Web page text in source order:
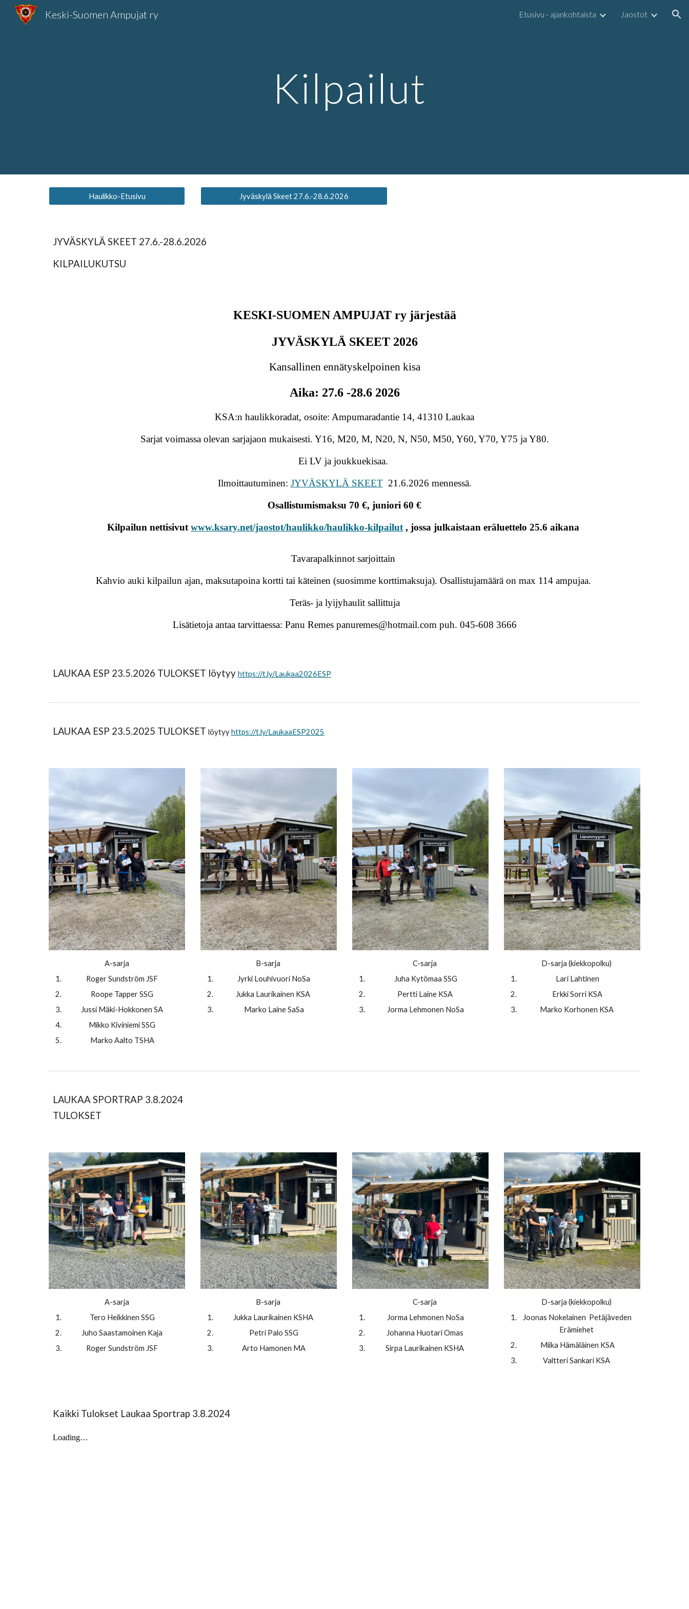
Keski-Suomen Ampujat ry Etusivu - ajankohtaista Jaostot
Kilpailut
Haulikko-Etusivu Jyväskylä Skeet 27.6.-28.6.2026
JYVÄSKYLÄ SKEET 27.6.-28.6.2026
KILPAILUKUTSU
KESKI-SUOMEN AMPUJAT ry järjestää
JYVÄSKYLÄ SKEET 2026
Kansallinen ennätyskelpoinen kisa
Aika: 27.6 -28.6 2026
KSA:n haulikkoradat, osoite: Ampumaradantie 14, 41310 Laukaa
Sarjat voimassa olevan sarjajaon mukaisesti. Y16, M20, M, N20, N, N50, M50, Y60, Y70, Y75 ja Y80.
Ei LV ja joukkuekisaa.
Ilmoittautuminen: JYVÄSKYLÄ SKEET 21.6.2026 mennessä.
Osallistumismaksu 70 €, juniori 60 €
Kilpailun nettisivut www.ksary.net/jaostot/haulikko/haulikko-kilpailut , jossa julkaistaan eräluettelo 25.6 aikana
Tavarapalkinnot sarjoittain
Kahvio auki kilpailun ajan, maksutapoina kortti tai käteinen (suosimme korttimaksuja). Osallistujamäärä on max 114 ampujaa.
Teräs- ja lyijyhaulit sallittuja
Lisätietoja antaa tarvittaessa: Panu Remes panuremes@hotmail.com puh. 045-608 3666
LAUKAA ESP 23.5.2026 TULOKSET löytyy https://t.ly/Laukaa2026ESP
LAUKAA ESP 23.5.2025 TULOKSET löytyyhttps://t.ly/LaukaaESP2025
A-sarja
Roger Sundström JSF
Roope Tapper SSG
Jussi Mäki-Hokkonen SA
Mikko Kiviniemi SSG
Marko Aalto TSHA
B-sarja
Jyrki Louhivuori NoSa
Jukka Laurikainen KSA
Marko Laine SaSa
C-sarja
Juha Kytömaa SSG
Pertti Laine KSA
Jorma Lehmonen NoSa
D-sarja (kiekkopolku)
Lari Lahtinen
Erkki Sorri KSA
Marko Korhonen KSA
LAUKAA SPORTRAP 3.8.2024
TULOKSET
A-sarja
Tero Heikkinen SSG
Juho Saastamoinen Kaja
Roger Sundström JSF
B-sarja
Jukka Laurikainen KSHA
Petri Palo SSG
Arto Hamonen MA
C-sarja
Jorma Lehmonen NoSa
Johanna Huotari Omas
Sirpa Laurikainen KSHA
D-sarja (kiekkopolku)
Joonas Nokelainen Petäjäveden
Erämiehet
Miika Hämäläinen KSA
Valtteri Sankari KSA
Kaikki Tulokset Laukaa Sportrap 3.8.2024